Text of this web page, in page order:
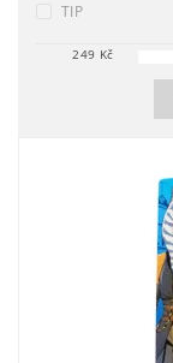
TIP
249 Kč